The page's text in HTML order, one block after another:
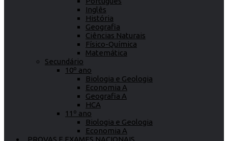
Inglês
História
Geografia
Ciências Naturais
Físico-Química
Matemática
Secundário
10º ano
Biologia e Geologia
Economia A
Geografia A
HCA
11º ano
Biologia e Geologia
Economia A